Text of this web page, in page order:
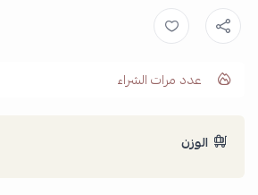
عدد مرات الشراء
الوزن